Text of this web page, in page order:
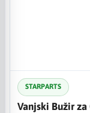
STARPARTS
Vanjski Bužir za